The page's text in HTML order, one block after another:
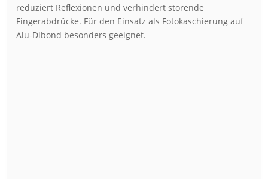
reduziert Reflexionen und verhindert störende
Fingerabdrücke. Für den Einsatz als Fotokaschierung auf
Alu-Dibond besonders geeignet.